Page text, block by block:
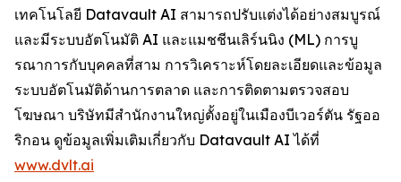
เทคโนโลยี Datavault AI สามารถปรับแต่งได้อย่างสมบูรณ์
และมีระบบอัตโนมัติ AI และแมชชีนเลิร์นนิง (ML) การบู
รณาการกับบุคคลที่สาม การวิเคราะห์โดยละเอียดและข้อมูล
ระบบอัตโนมัติด้านการตลาด และการติดตามตรวจสอบ
โฆษณา บริษัทมีสำนักงานใหญ่ตั้งอยู่ในเมืองบีเวอร์ตัน รัฐออ
ริกอน ดูข้อมูลเพิ่มเติมเกี่ยวกับ Datavault AI ได้ที่
www.dvlt.ai